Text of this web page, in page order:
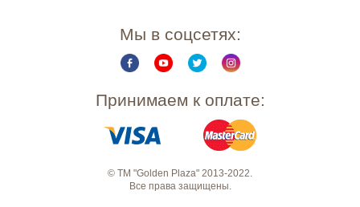
Мы в соцсетях:
Принимаем к оплате:
© ТМ "Golden Plaza" 2013-2022.
Все права защищены.